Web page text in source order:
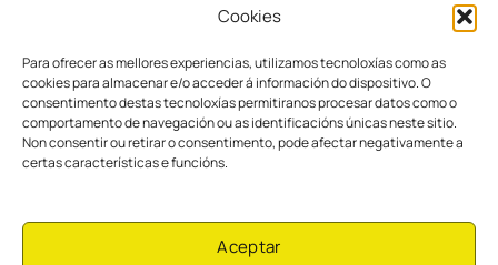
Cookies
Para ofrecer as mellores experiencias, utilizamos tecnoloxías como as
cookies para almacenar e/o acceder á información do dispositivo. O
consentimento destas tecnoloxías permitiranos procesar datos como o
comportamento de navegación ou as identificacións únicas neste sitio.
Non consentir ou retirar o consentimento, pode afectar negativamente a
certas características e funcións.
Aceptar
Colaboradores